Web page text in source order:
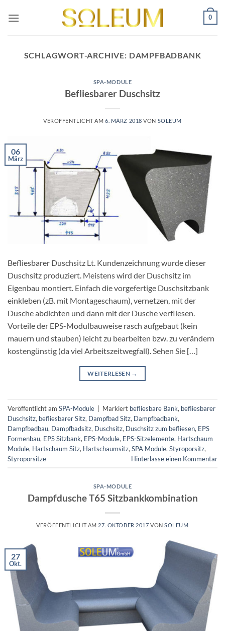
Inhalt
0
SCHLAGWORT-ARCHIVE: DAMPFBADBANK
SPA-MODULE
Befliesbarer Duschsitz
VERÖFFENTLICHT AM6. MÄRZ 2018 VON SOLEUM
06
März
Befliesbarer Duschsitz Lt. Kundenzeichnung wurde dieser
Duschsitz produziert. Meistens wird der Duschsitz im
Eigenbau montiert. Einfach die vorgefertige Duschsitzbank
einkleben (zB. mit Montageschaum), vernetzen, mit der
Dusche abdichten und dann mit der Dusche verfliesen.
Vorteile der EPS-Modulbauweise rasch aufgebaut (kein
mauern und stauben) leicht zu bearbeiten bzw. zu verändern
kostengünstig (da viel Arbeitszeitwegfall). Sehen Sie […]
WEITERLESEN →
Veröffentlicht am SPA-Module | Markiert befliesbare Bank, befliesbarer
Duschsitz, befliesbarer Sitz, Dampfbad Sitz, Dampfbadbank,
Dampfbadbau, Dampfbadsitz, Duschsitz, Duschsitz zum befliesen, EPS
Formenbau, EPS Sitzbank, EPS-Module, EPS-Sitzelemente, Hartschaum
Module, Hartschaum Sitz, Hartschaumsitz, SPA Module, Styroporsitz,
Styroporsitze
Hinterlasse einen Kommentar
SPA-MODULE
Dampfdusche T65 Sitzbankkombination
VERÖFFENTLICHT AM 27. OKTOBER 2017 VONSOLEUM
27
Okt.